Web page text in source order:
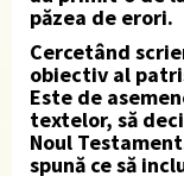
păzea de erori.
Cercetând
obiectiv al
Este de
textelor, să
Noul
spună ce să